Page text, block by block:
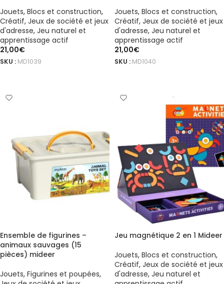
Jouets, Blocs et construction,
Créatif, Jeux de société et jeux
d'adresse, Jeu naturel et
apprentissage actif
21,00€
SKU : MD1039
Jouets, Blocs et construction,
Créatif, Jeux de société et jeux
d'adresse, Jeu naturel et
apprentissage actif
21,00€
SKU : MD1040
Ensemble de figurines –
animaux sauvages (15
pièces) mideer
Jouets, Figurines et poupées,
Jeu magnétique 2 en 1 Mideer
Jouets, Blocs et construction,
Créatif, Jeux de société et jeux
d'adresse, Jeu naturel et